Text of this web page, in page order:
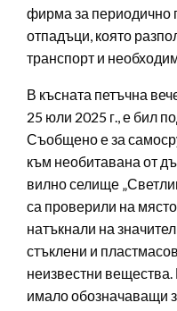
фирма за периодично
отпадъци, която
транспорт и
В късната петъчна
25 юли 2025 г., е бил
Съобщено е за
към необитавана от
вилно селище
са проверили на
натъкнали на
стъклени и
неизвестни вещества.
имало обозначаващи